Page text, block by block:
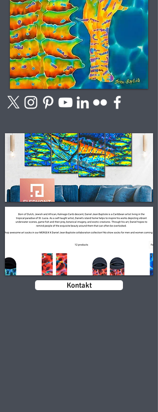
Kontakt